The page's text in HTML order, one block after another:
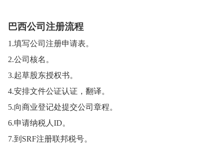
巴西公司注册流程
1.填写公司注册申请表。
2.公司核名。
3.起草股东授权书。
4.安排文件公证认证，翻译。
5.向商业登记处提交公司章程。
6.申请纳税人ID。
7.到SRF注册联邦税号。